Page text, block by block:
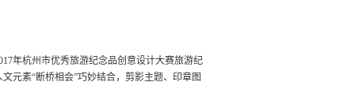
年杭州市优秀旅游纪念品创意设计大赛旅游纪
元素“断桥相会”巧妙结合，剪影主题、印章图